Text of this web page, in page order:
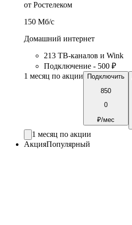
от Ростелеком
150 Мб/c
Домашний интернет
213 ТВ-каналов и Wink
Подключение - 500 ₽
1 месяц по акции
Подключить
850
0
₽/мес
1 месяц по акции
АкцияПопулярный